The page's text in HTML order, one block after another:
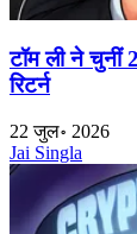
टॉम ली ने चुनीं
रिटर्न
22 जुल॰ 2026
Jai Singla